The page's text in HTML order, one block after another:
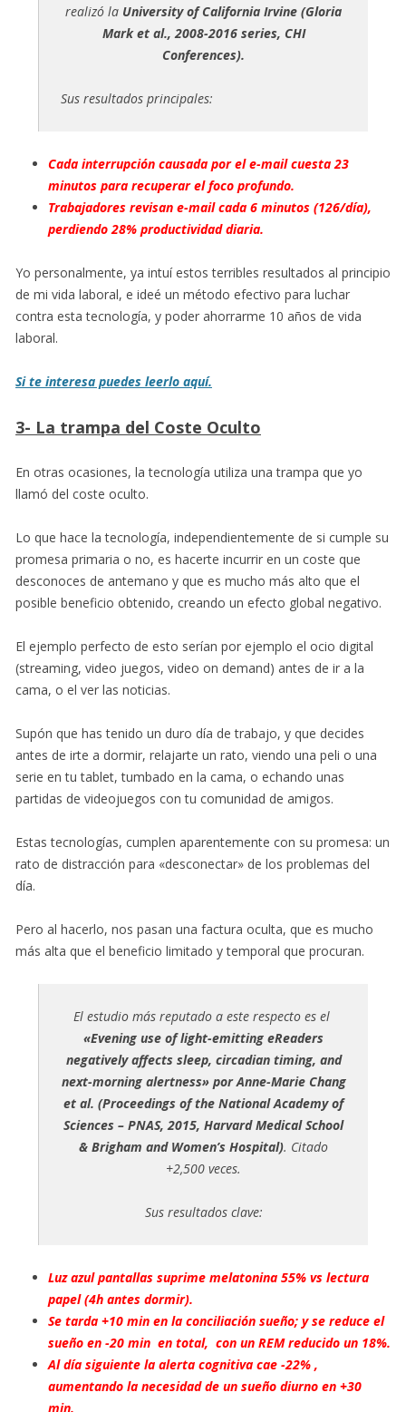
realizó la University of California Irvine (Gloria
Mark et al., 2008-2016 series, CHI
Conferences).
Sus resultados principales:
Cada interrupción causada por el e-mail cuesta 23
minutos para recuperar el foco profundo.
Trabajadores revisan e-mail cada 6 minutos (126/día),
perdiendo 28% productividad diaria.
Yo personalmente, ya intuí estos terribles resultados al principio
de mi vida laboral, e ideé un método efectivo para luchar
contra esta tecnología, y poder ahorrarme 10 años de vida
laboral.
Si te interesa puedes leerlo aquí.
3- La trampa del Coste Oculto
En otras ocasiones, la tecnología utiliza una trampa que yo
llamó del coste oculto.
Lo que hace la tecnología, independientemente de si cumple su
promesa primaria o no, es hacerte incurrir en un coste que
desconoces de antemano y que es mucho más alto que el
posible beneficio obtenido, creando un efecto global negativo.
El ejemplo perfecto de esto serían por ejemplo el ocio digital
(streaming, video juegos, video on demand) antes de ir a la
cama, o el ver las noticias.
Supón que has tenido un duro día de trabajo, y que decides
antes de irte a dormir, relajarte un rato, viendo una peli o una
serie en tu tablet, tumbado en la cama, o echando unas
partidas de videojuegos con tu comunidad de amigos.
Estas tecnologías, cumplen aparentemente con su promesa: un
rato de distracción para «desconectar» de los problemas del
día.
Pero al hacerlo, nos pasan una factura oculta, que es mucho
más alta que el beneficio limitado y temporal que procuran.
El estudio más reputado a este respecto es el
«Evening use of light-emitting eReaders
negatively affects sleep, circadian timing, and
next-morning alertness» por Anne-Marie Chang
et al. (Proceedings of the National Academy of
Sciences – PNAS, 2015, Harvard Medical School
& Brigham and Women’s Hospital). Citado
+2,500 veces.
Sus resultados clave:
Luz azul pantallas suprime melatonina 55% vs lectura
papel (4h antes dormir).
Se tarda +10 min en la conciliación sueño; y se reduce el
sueño en -20 min en total, con un REM reducido un 18%.
Al día siguiente la alerta cognitiva cae -22% ,
aumentando la necesidad de un sueño diurno en +30
min.